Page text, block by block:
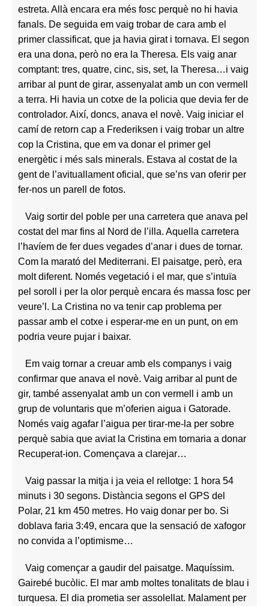
estreta. Allà encara era més fosc perquè no hi havia
fanals. De seguida em vaig trobar de cara amb el
primer classificat, que ja havia girat i tornava. El segon
era una dona, però no era la Theresa. Els vaig anar
comptant: tres, quatre, cinc, sis, set, la Theresa…i vaig
arribar al punt de girar, assenyalat amb un con vermell
a terra. Hi havia un cotxe de la policia que devia fer de
controlador. Així, doncs, anava el novè. Vaig iniciar el
camí de retorn cap a Frederiksen i vaig trobar un altre
cop la Cristina, que em va donar el primer gel
energètic i més sals minerals. Estava al costat de la
gent de l’avituallament oficial, que se’ns van oferir per
fer-nos un parell de fotos.
Vaig sortir del poble per una carretera que anava pel
costat del mar fins al Nord de l’illa. Aquella carretera
l’havíem de fer dues vegades d’anar i dues de tornar.
Com la marató del Mediterrani. El paisatge, però, era
molt diferent. Només vegetació i el mar, que s’intuïa
pel soroll i per la olor perquè encara és massa fosc per
veure’l. La Cristina no va tenir cap problema per
passar amb el cotxe i esperar-me en un punt, on em
podria veure pujar i baixar.
Em vaig tornar a creuar amb els companys i vaig
confirmar que anava el novè. Vaig arribar al punt de
gir, també assenyalat amb un con vermell i amb un
grup de voluntaris que m’oferien aigua i Gatorade.
Només vaig agafar l’aigua per tirar-me-la per sobre
perquè sabia que aviat la Cristina em tornaria a donar
Recuperat-ion. Començava a clarejar…
Vaig passar la mitja i ja veia el rellotge: 1 hora 54
minuts i 30 segons. Distància segons el GPS del
Polar, 21 km 450 metres. Ho vaig donar per bo. Si
doblava faria 3:49, encara que la sensació de xafogor
no convida a l’optimisme…
Vaig començar a gaudir del paisatge. Maquíssim.
Gairebé bucòlic. El mar amb moltes tonalitats de blau i
turquesa. El dia prometia ser assolellat. Malament per